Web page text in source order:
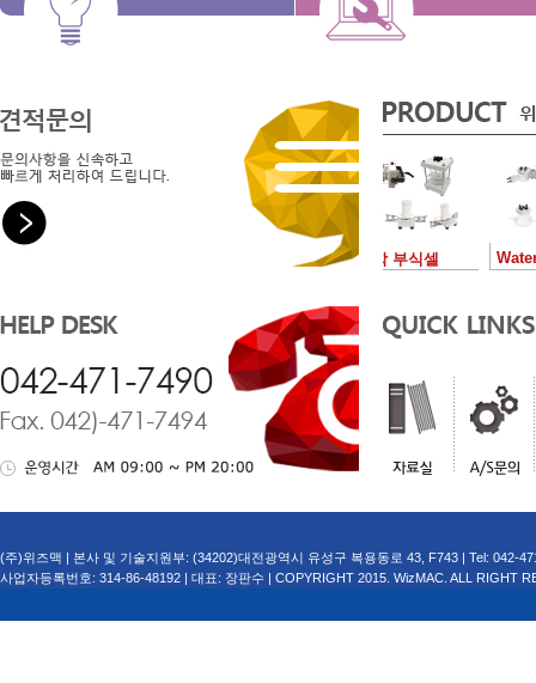
전기화학 부식셀
(주)위즈맥 | 본사 및 기술지원부: (34202)대전광역시 유성구 복용동로 43, F743 | Tel: 042-
사업자등록번호: 314-86-48192 | 대표: 장판수 | COPYRIGHT 2015. WizMAC. ALL RIGHT